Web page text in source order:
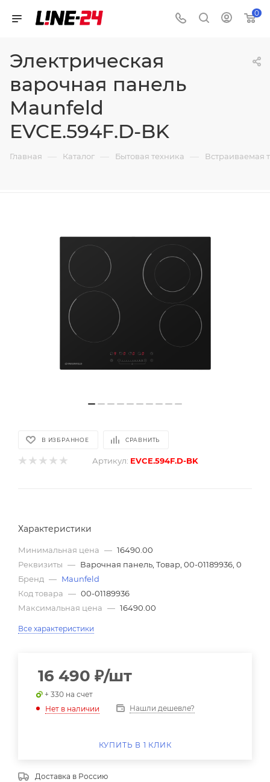
0
Электрическая
варочная панель
Maunfeld
EVCE.594F.D-BK
Главная — Каталог — Бытовая техника — Встраиваемая
В ИЗБРАННОЕ СРАВНИТЬ
Артикул: EVCE.594F.D-BK
Характеристики
Минимальная цена — 16490.00
Реквизиты — Варочная панель, Товар, 00-01189936, 0
Бренд — Maunfeld
Код товара — 00-01189936
Максимальная цена — 16490.00
Все характеристики
16 490 ₽/шт
+ 330 на счет
Нет в наличии
Нашли дешевле?
КУПИТЬ В 1 КЛИК
Доставка в Россию